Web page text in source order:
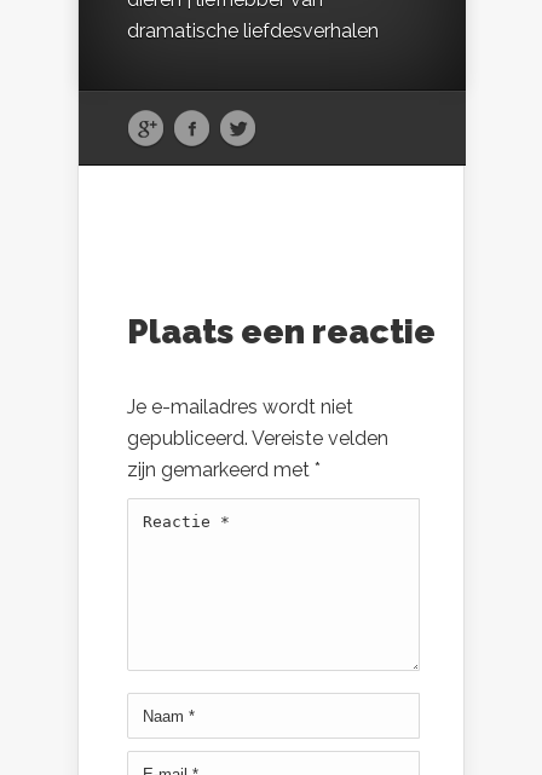
dramatische liefdesverhalen
Plaats een reactie
Je e-mailadres wordt niet
gepubliceerd. Vereiste velden
zijn gemarkeerd met *